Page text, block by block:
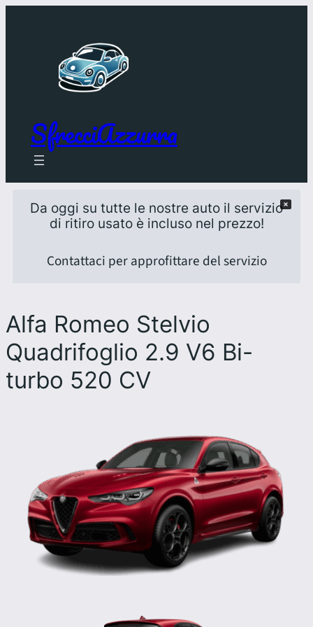
SfrecciAzzurra
Da oggi su tutte le nostre auto il servizio
di ritiro usato è incluso nel prezzo!
Contattaci per approfittare del servizio
Alfa Romeo Stelvio
Quadrifoglio 2.9 V6 Bi-
turbo 520 CV